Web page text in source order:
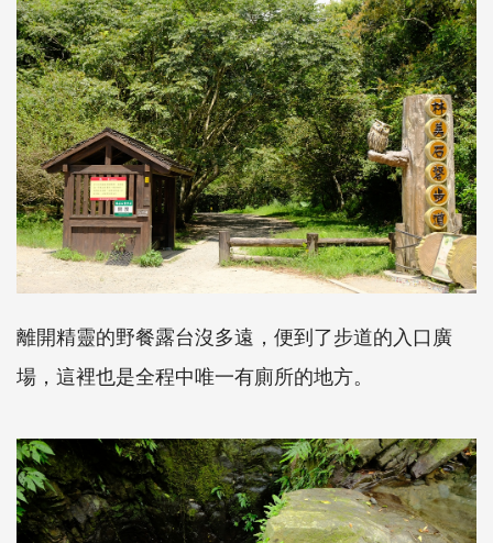
離開精靈的野餐露台沒多遠，便到了步道的入口廣
場，這裡也是全程中唯一有廁所的地方。